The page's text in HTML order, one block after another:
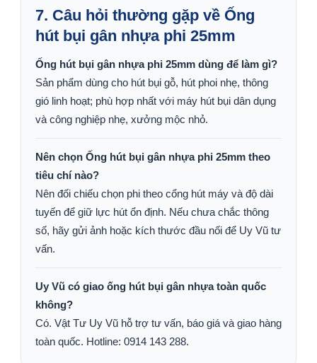
7. Câu hỏi thường gặp về Ống
hút bụi gân nhựa phi 25mm
Ống hút bụi gân nhựa phi 25mm dùng để làm gì?
Sản phẩm dùng cho hút bụi gỗ, hút phoi nhẹ, thông
gió linh hoạt; phù hợp nhất với máy hút bụi dân dụng
và công nghiệp nhẹ, xưởng mộc nhỏ.
Nên chọn Ống hút bụi gân nhựa phi 25mm theo
tiêu chí nào?
Nên đối chiếu chọn phi theo cổng hút máy và độ dài
tuyến để giữ lực hút ổn định. Nếu chưa chắc thông
số, hãy gửi ảnh hoặc kích thước đầu nối để Uy Vũ tư
vấn.
Uy Vũ có giao ống hút bụi gân nhựa toàn quốc
không?
Có. Vật Tư Uy Vũ hỗ trợ tư vấn, báo giá và giao hàng
toàn quốc. Hotline: 0914 143 288.